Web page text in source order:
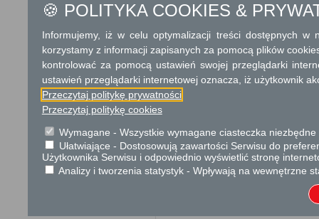
Podstawa prawna
Ustawa z dnia 23
Ustawa z dnia 21
W związku z realizacją
ochrony osób fizycznych w
uchylenia dyrektywy 95/46/WE
„RODO”, informujemy o
związanych.
Poniższe zasady stosuje się
🍪 POLITYKA COOKIES &
Informujemy, iż w celu optymalizacji treści dostępnych w
korzystamy z informacji zapisanych za pomocą plików
kontrolować za pomocą ustawień swojej przeglądarki
ustawień przeglądarki internetowej oznacza, iż użytkownik
Przeczytaj politykę prywatności
Przeczytaj politykę cookies
Wymagane - Wszystkie wymagane ciasteczka
Ułatwiające - Dostosowują zawartości Serwisu do
Użytkownika Serwisu i odpowiednio wyświetlić stronę
Analizy i tworzenia statystyk - Wpływają na wewnętrzne